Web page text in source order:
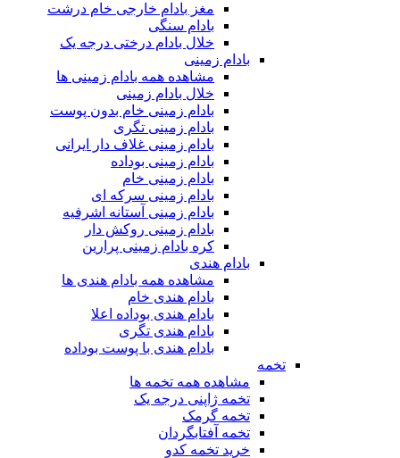
مغز بادام خارجی خام درشت
بادام سنگی
خلال بادام درختی درجه یک
بادام زمینی
مشاهده همه بادام زمینی ها
خلال بادام زمینی
بادام زمینی خام بدون پوست
بادام زمینی تگری
بادام زمینی غلاف دار ایرانی
بادام زمینی بوداده
بادام زمینی خام
بادام زمینی سرکه ای
بادام زمینی آستانه اشرفیه
بادام زمینی روکش دار
کره بادام زمینی پرارین
بادام هندی
مشاهده همه بادام هندی ها
بادام هندی خام
بادام هندی بوداده اعلا
بادام هندی تگری
بادام هندی با پوست بوداده
تخمه
مشاهده همه تخمه ها
تخمه ژاپنی درجه یک
تخمه گرمک
تخمه آفتابگردان
خرید تخمه کدو